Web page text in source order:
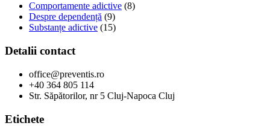
Comportamente adictive (8)
Despre dependență (9)
Substanțe adictive (15)
Detalii contact
office@preventis.ro
+40 364 805 114
Str. Săpătorilor, nr 5 Cluj-Napoca Cluj
Etichete